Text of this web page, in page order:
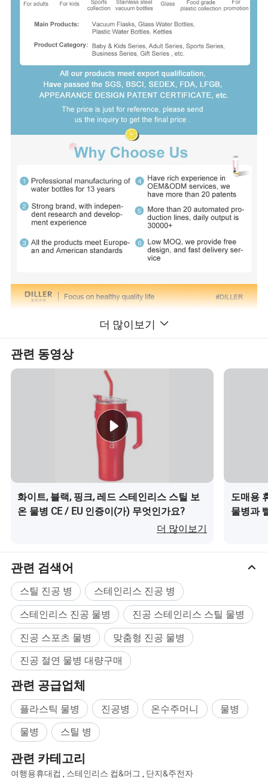
더 많이보기
관련 동영상
화이트, 블랙, 핑크, 레드 스테인리스 스틸 보
온 물병 CE / EU 인증이(가) 무엇인가요?
더 많이보기
도매용
물병과
관련 검색어
스틸 진공 병
스테인리스 진공 병
스테인리스 진공 물병
진공 스테인리스 스틸 물병
진공 스포츠 물병
맞춤형 진공 물병
진공 절연 물병 대량구매
관련 공급업체
플라스틱 물병 진공병 온수주머니
물병
물병
스틸 병
관련 카테고리
여행용휴대컵 스테인리스 컵&머그 단지&주전자